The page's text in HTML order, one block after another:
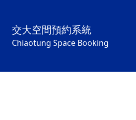
交大空間預約系統
Chiaotung Space Booking